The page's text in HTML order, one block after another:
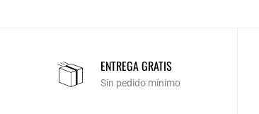
ENTREGA GRATIS
Sin pedido mínimo